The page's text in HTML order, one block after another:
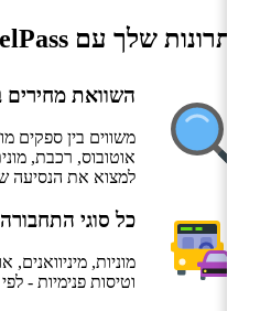
היתרונות שלך עם TravelPass
השוואת מחירים
משווים בין ספקים
אוטובוס, רכבת,
למצוא את הנסיעה
כל סוגי
מוניות,
וטיסות פנימיות -